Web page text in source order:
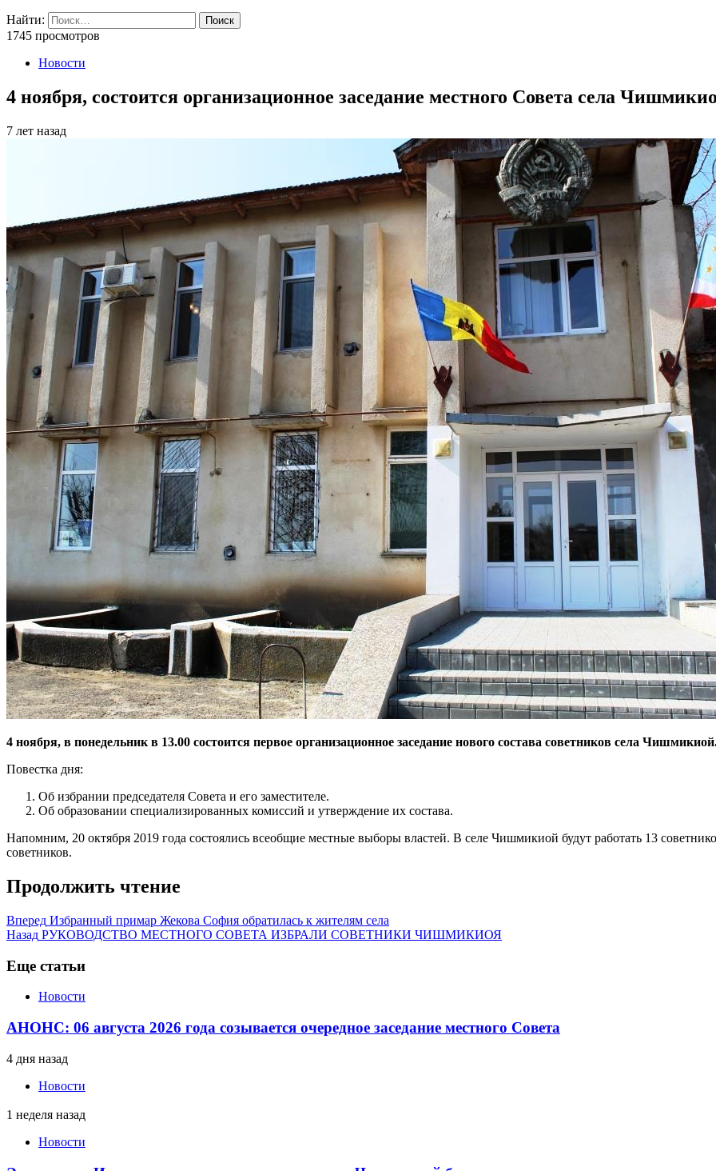
Найти:
1745 просмотров
Новости
4 ноября, состоится организационное заседание местного Совета села
7 лет назад
4 ноября, в понедельник в 13.00 состоится первое организационное заседание нового состава советников села
Повестка дня:
Об избрании председателя Совета и его заместителе.
Об образовании специализированных комиссий и утверждение их состава.
Напомним, 20 октября 2019 года состоялись всеобщие местные выборы властей. В селе Чишмикиой будут работать 13
советников.
Продолжить чтение
Вперед Избранный примар Жекова София обратилась к жителям села
Назад РУКОВОДСТВО МЕСТНОГО СОВЕТА ИЗБРАЛИ СОВЕТНИКИ ЧИШМИКИОЯ
Еще статьи
Новости
АНОНС: 06 августа 2026 года созывается очередное заседание местного Совета
4 дня назад
Новости
1 неделя назад
Новости